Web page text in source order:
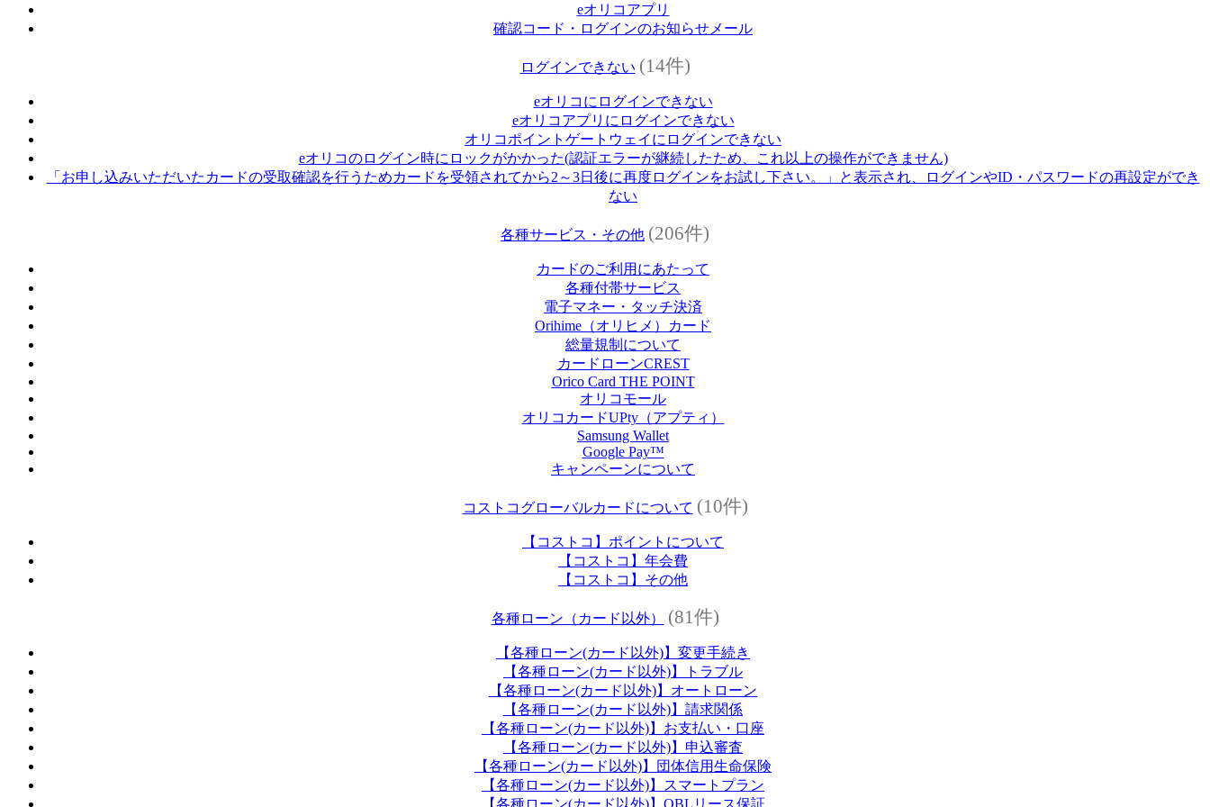
eオリコアプリ
確認コード・ログインのお知らせメール
ログインできない (14件)
eオリコにログインできない
eオリコアプリにログインできない
オリコポイントゲートウェイにログインできない
eオリコのログイン時にロックがかかった(認証エラーが継続したため、これ以上の操作ができません)
「お申し込みいただいたカードの受取確認を行うためカードを受領されてから2～3日後に再度ログインをお試し下さい。」と表示され、ログインやID・パスワードの再設定ができ
ない
各種サービス・その他 (206件)
カードのご利用にあたって
各種付帯サービス
電子マネー・タッチ決済
Orihime（オリヒメ）カード
総量規制について
カードローンCREST
Orico Card THE POINT
オリコモール
オリコカードUPty（アプティ）
Samsung Wallet
Google Pay™
キャンペーンについて
コストコグローバルカードについて (10件)
【コストコ】ポイントについて
【コストコ】年会費
【コストコ】その他
各種ローン（カード以外） (81件)
【各種ローン(カード以外)】変更手続き
【各種ローン(カード以外)】トラブル
【各種ローン(カード以外)】オートローン
【各種ローン(カード以外)】請求関係
【各種ローン(カード以外)】お支払い・口座
【各種ローン(カード以外)】申込審査
【各種ローン(カード以外)】団体信用生命保険
【各種ローン(カード以外)】スマートプラン
【各種ローン(カード以外)】OBLリース保証